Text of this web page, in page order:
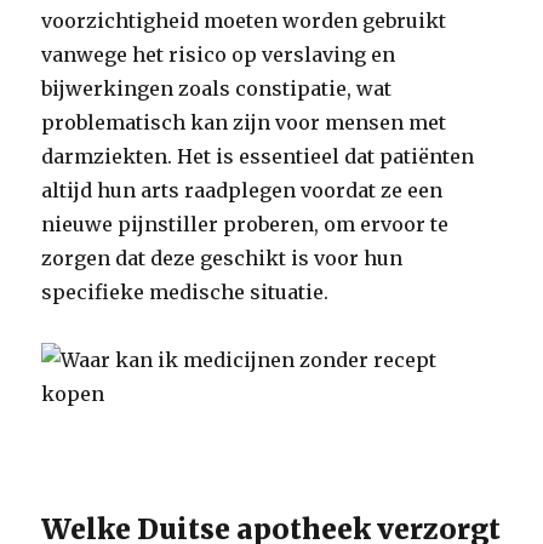
voorzichtigheid moeten worden gebruikt
vanwege het risico op verslaving en
bijwerkingen zoals constipatie, wat
problematisch kan zijn voor mensen met
darmziekten. Het is essentieel dat patiënten
altijd hun arts raadplegen voordat ze een
nieuwe pijnstiller proberen, om ervoor te
zorgen dat deze geschikt is voor hun
specifieke medische situatie.
Welke Duitse apotheek verzorgt